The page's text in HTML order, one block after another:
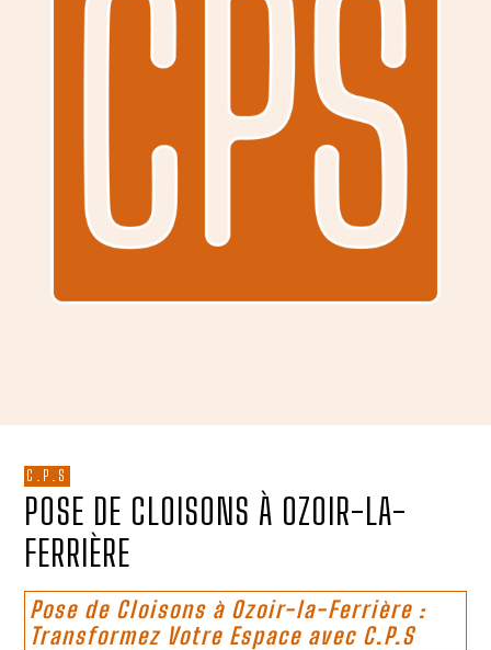
C.P.S
POSE DE CLOISONS À OZOIR-LA-
FERRIÈRE
Pose de Cloisons à Ozoir-la-Ferrière :
Transformez Votre Espace avec C.P.S